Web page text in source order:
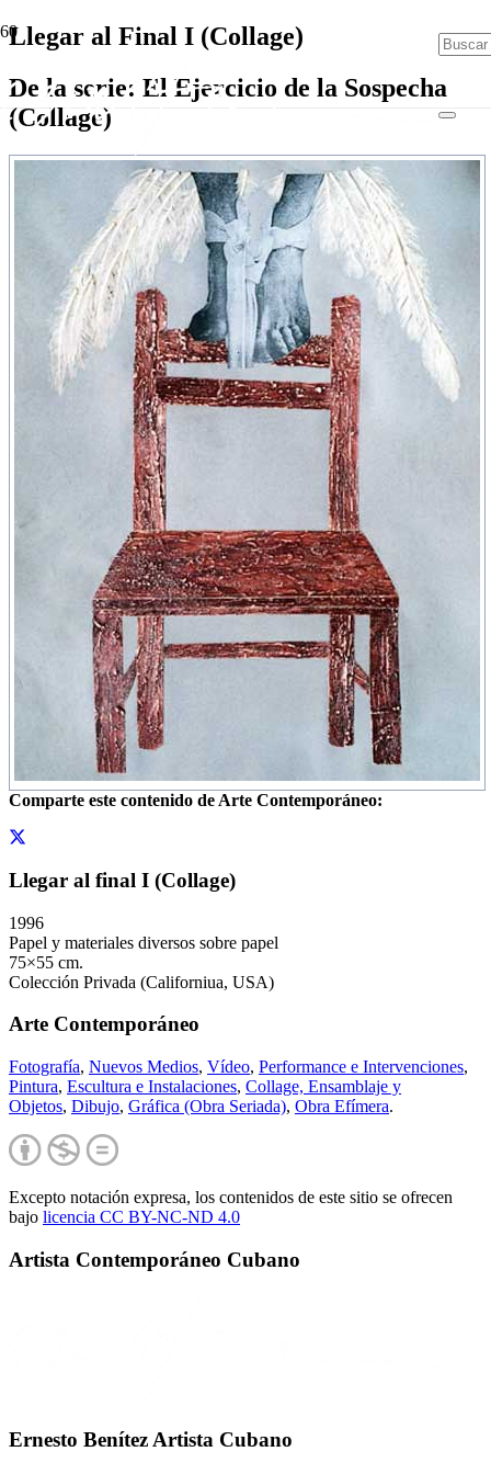
Llegar al Final I (Collage)
De la serie: El Ejercicio de la Sospecha
(Collage)
Comparte este contenido de Arte Contemporáneo:
Llegar al final I (Collage)
1996
Papel y materiales diversos sobre papel
75×55 cm.
Colección Privada (Californiua, USA)
Arte Contemporáneo
Fotografía, Nuevos Medios, Vídeo, Performance e Intervenciones,
Pintura, Escultura e Instalaciones, Collage, Ensamblaje y
Objetos, Dibujo, Gráfica (Obra Seriada), Obra Efímera.
Excepto notación expresa, los contenidos de este sitio se ofrecen
bajo licencia CC BY-NC-ND 4.0
Artista Contemporáneo Cubano
Ernesto Benítez Artista Cubano